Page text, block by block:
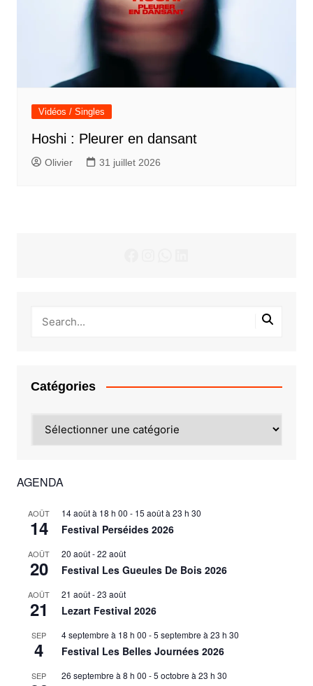
Vidéos / Singles
Hoshi : Pleurer en dansant
Olivier 31 juillet 2026
Catégories
AGENDA
AOÛT
14
14 août à 18 h 00 - 15 août à 23 h 30
Festival Perséides 2026
AOÛT
20
20 août-22 août
Festival Les Gueules De Bois 2026
AOÛT
21
21 août-23 août
Lezart Festival 2026
SEP
4
4 septembre à 18 h 00 -5 septembre à 23 h 30
Festival Les Belles Journées 2026
SEP 26 septembre à 8 h 00 -5 octobre à 23 h 30